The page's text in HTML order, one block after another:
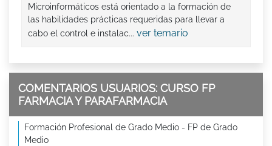
Microinformáticos está orientado a la formación de
las habilidades prácticas requeridas para llevar a
cabo el control e instalac... ver temario
COMENTARIOS USUARIOS: CURSO FP
FARMACIA Y PARAFARMACIA
Formación Profesional de Grado Medio - FP de Grado
Medio